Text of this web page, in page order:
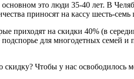
это люди 35-40 лет. В
приносят на кассу шесть-семь
приходят на скидки 40% (в
подспорье для многодетных
Чтобы у нас освободилось